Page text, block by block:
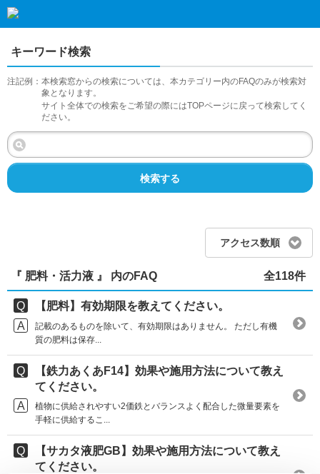
キーワード検索
注記例： 本検索窓からの検索については、本カテゴリー内のFAQのみが検索対
象となります。
サイト全体での検索をご希望の際にはTOPページに戻って検索してく
ださい。
検索する
アクセス数順
『 肥料・活力液 』 内のFAQ 全118件
【肥料】有効期限を教えてください。
記載のあるものを除いて、有効期限はありません。 ただし有機
質の肥料は保存...
【鉄力あくあF14】効果や施用方法について教え
てください。
植物に供給されやすい2価鉄とバランスよく配合した微量要素を
手軽に供給するこ...
【サカタ液肥GB】効果や施用方法について教え
てください。